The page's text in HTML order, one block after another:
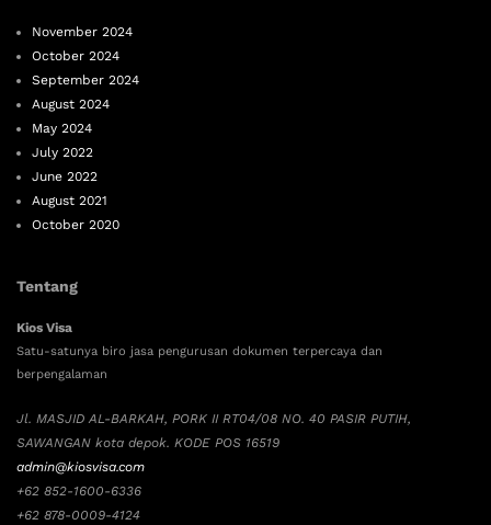
November 2024
October 2024
September 2024
August 2024
May 2024
July 2022
June 2022
August 2021
October 2020
Tentang
Kios Visa
Satu-satunya biro jasa pengurusan dokumen terpercaya dan
berpengalaman
Jl. MASJID AL-BARKAH, PORK II RT04/08 NO. 40 PASIR PUTIH,
SAWANGAN kota depok. KODE POS 16519
admin@kiosvisa.com
+62 852-1600-6336
+62 878-0009-4124